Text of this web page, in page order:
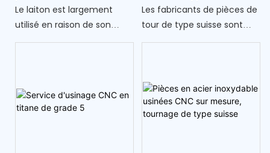
CNC à 5 axes
Le laiton est largement
utilisé en raison de son
excellente machinabilité,
qui le rend idéal pour les
connecteurs, les vannes et
Les fabricants de pièces de
tour de type suisse sont
essentiels pour fournir des
normes spécifiques de
l'industrie. Leur capacité à
produire des pièces